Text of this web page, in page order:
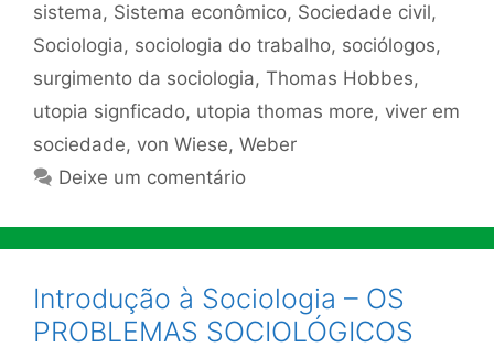
sistema, Sistema econômico, Sociedade civil,
Sociologia, sociologia do trabalho, sociólogos,
surgimento da sociologia, Thomas Hobbes,
utopia signficado, utopia thomas more, viver em
sociedade, von Wiese, Weber
Deixe um comentário
Introdução à Sociologia – OS
PROBLEMAS SOCIOLÓGICOS